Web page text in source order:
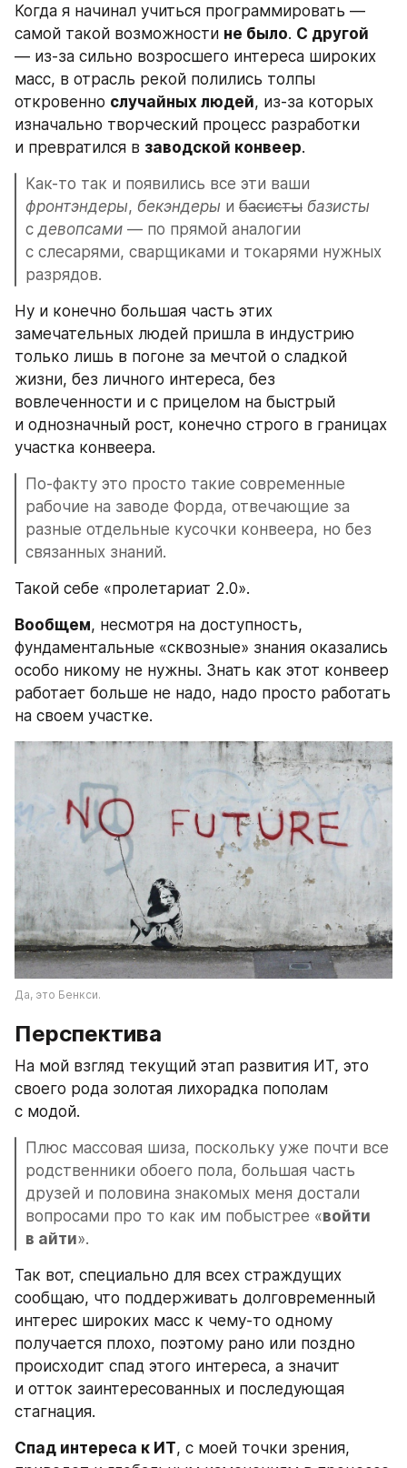
Когда я начинал учиться программировать —
самой такой возможности не было.
— из-за сильно возросшего интереса широких
масс, в отрасль рекой полились толпы
откровенно случайных людей, из-за которых
изначально творческий процесс разработки
и превратился в заводской конвеер.
фронтэндеры, бекэндеры и басисты базисты
с девопсами — по прямой аналогии
с слесарями, сварщиками и токарями нужных
разрядов.
Ну и конечно большая часть этих
замечательных людей пришла в индустрию
только лишь в погоне за мечтой о сладкой
жизни, без личного интереса, без
вовлеченности и с прицелом на быстрый
и однозначный рост, конечно строго в границах
участка конвеера.
По-факту это просто такие современные
рабочие на заводе Форда, отвечающие за
разные отдельные кусочки конвеера, но без
связанных знаний.
Такой себе «пролетариат 2.0».
Вообщем, несмотря на доступность,
фундаментальные «сквозные» знания оказались
особо никому не нужны. Знать как этот конвеер
работает больше не надо, надо просто работать
на своем участке.
Да, это Бенкси.
Перспектива
На мой взгляд текущий этап развития ИТ, это
своего рода золотая лихорадка пополам
с модой.
Плюс массовая шиза, поскольку уже почти все
родственники обоего пола, большая часть
друзей и половина знакомых меня достали
вопросами про то как им побыстрее «войти
в айти».
Так вот, специально для всех страждущих
сообщаю, что поддерживать долговременный
интерес широких масс к чему-то одному
получается плохо, поэтому рано или поздно
происходит спад этого интереса, а значит
и отток заинтересованных и последующая
стагнация.
Спад интереса к ИТ, с моей точки зрения,